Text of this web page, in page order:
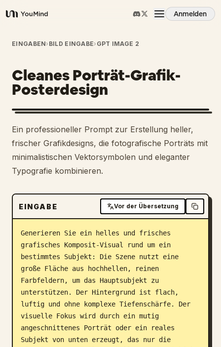
YouMind
Anmelden
Übersicht
Anwendungsfälle
Fähigkeiten
Prompts
Preise
Download
Blog
Updates
EINGABEN› BILD EINGABE› GPT IMAGE 2
Cleanes Porträt-Grafik-
Posterdesign
Ein professioneller Prompt zur Erstellung heller,
frischer Grafikdesigns, die fotografische Porträts mit
minimalistischen Vektorsymbolen und eleganter
Typografie kombinieren.
EINGABE Vor der Übersetzung
Generieren Sie ein helles und frisches
grafisches Komposit-Visual rund um ein
bestimmtes Subjekt: Die Szene nutzt eine
große Fläche aus hochhellen, reinen
Farbfeldern, um das Hauptsubjekt zu
unterstützen. Der Hintergrund ist flach,
luftig und ohne komplexe Tiefenschärfe. Der
visuelle Fokus wird durch ein mutig
angeschnittenes Porträt oder ein reales
Subjekt von unten erzeugt, das nur die